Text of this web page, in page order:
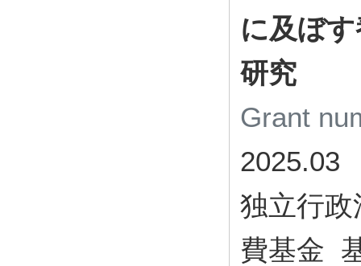
に及ぼ
研究
Grant
2025.03
独立行
費基金